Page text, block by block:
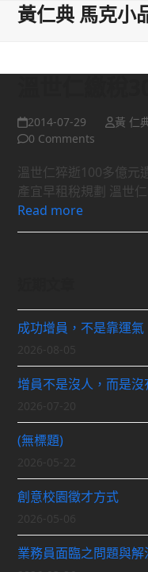
Skip黃仁典 馬克小
Open
Close
2014-07-29 黃 仁
0 Comments
溫世仁猝逝100多億元
產宜早租稅規劃 溫世
Read more
成功增員，不是靠運
增員不是沒人，而是沒
(無標題)
創意校園徵才方式
業務員面臨之問題與解